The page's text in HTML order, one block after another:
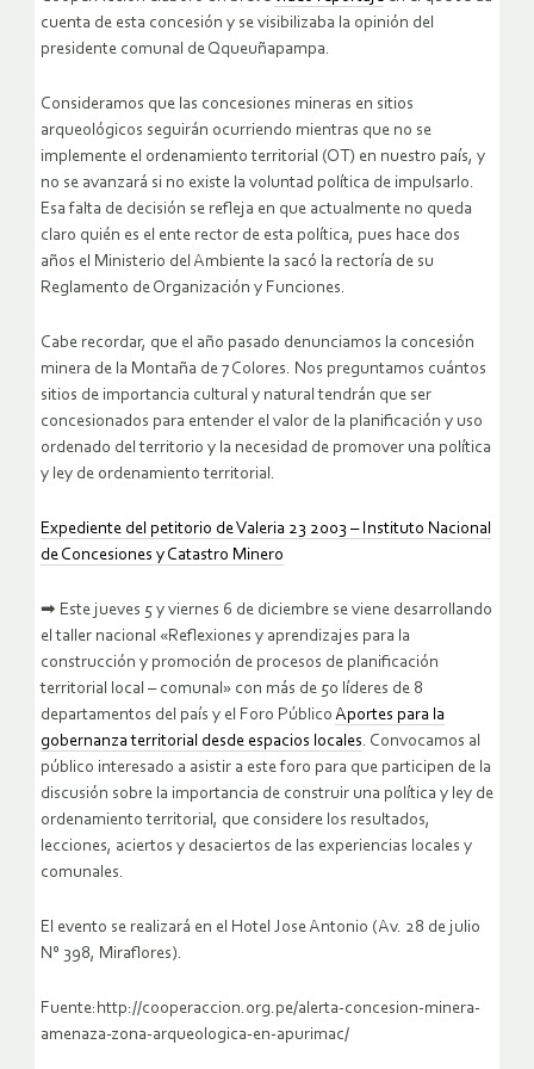
cuenta de esta concesión y se visibilizaba la opinión del
presidente comunal de Qqueuñapampa.
Consideramos que las concesiones mineras en sitios
arqueológicos seguirán ocurriendo mientras que no se
implemente el ordenamiento territorial (OT) en nuestro país, y
no se avanzará si no existe la voluntad política de impulsarlo.
Esa falta de decisión se refleja en que actualmente no queda
claro quién es el ente rector de esta política, pues hace dos
años el Ministerio del Ambiente la sacó la rectoría de su
Reglamento de Organización y Funciones.
Cabe recordar, que el año pasado denunciamos la concesión
minera de la Montaña de 7 Colores. Nos preguntamos cuántos
sitios de importancia cultural y natural tendrán que ser
concesionados para entender el valor de la planificación y uso
ordenado del territorio y la necesidad de promover una política
y ley de ordenamiento territorial.
Expediente del petitorio de Valeria 23 2003 – Instituto Nacional
de Concesiones y Catastro Minero
➡ Este jueves 5 y viernes 6 de diciembre se viene desarrollando
el taller nacional «Reflexiones y aprendizajes para la
construcción y promoción de procesos de planificación
territorial local – comunal» con más de 50 líderes de 8
departamentos del país y el Foro Público Aportes para la
gobernanza territorial desde espacios locales. Convocamos al
público interesado a asistir a este foro para que participen de la
discusión sobre la importancia de construir una política y ley de
ordenamiento territorial, que considere los resultados,
lecciones, aciertos y desaciertos de las experiencias locales y
comunales.
El evento se realizará en el Hotel Jose Antonio (Av. 28 de julio
N° 398, Miraflores).
Fuente:http://cooperaccion.org.pe/alerta-concesion-minera-
amenaza-zona-arqueologica-en-apurimac/